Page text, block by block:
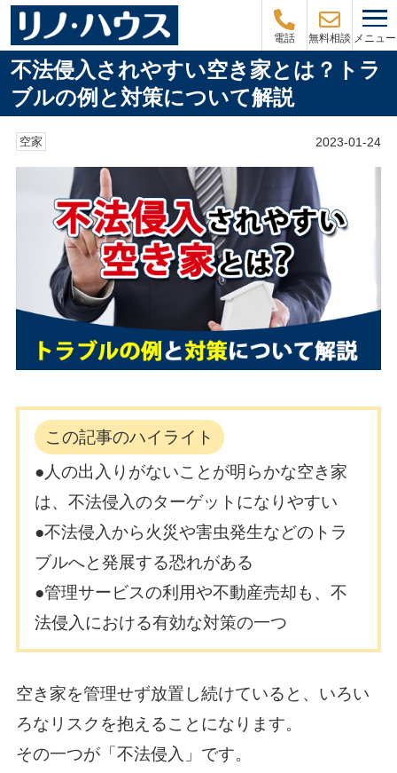
電話 無料相談 メニュー
不法侵入されやすい空き家とは？トラ
ブルの例と対策について解説
空家 2023-01-24
この記事のハイライト
●人の出入りがないことが明らかな空き家
は、不法侵入のターゲットになりやすい
●不法侵入から火災や害虫発生などのトラ
ブルへと発展する恐れがある
●管理サービスの利用や不動産売却も、不
法侵入における有効な対策の一つ
空き家を管理せず放置し続けていると、いろい
ろなリスクを抱えることになります。
その一つが「不法侵入」です。